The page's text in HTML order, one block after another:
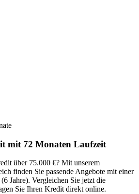
mit 72 Monaten Laufzeit
über 75.000 €? Mit unserem
finden Sie passende Angebote mit einer
Jahre). Vergleichen Sie jetzt die
Sie Ihren Kredit direkt online.